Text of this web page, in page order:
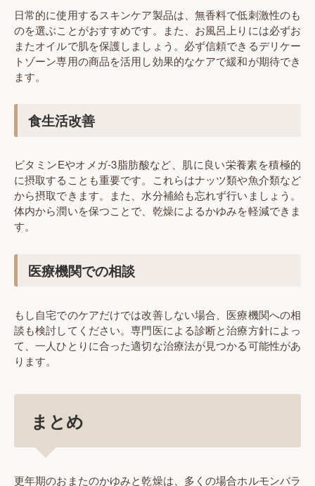
日常的に使用するスキンケア製品は、無香料で低刺激性のも
のを選ぶことがおすすめです。また、お風呂上りには必ずお
またオイルで肌を保護しましょう。必ず信頼できるデリケー
トゾーン専用の商品を活用し効果的なケアで緩和が期待でき
ます。
食生活改善
ビタミンEやオメガ-3脂肪酸など、肌に良い栄養素を積極的
に摂取することも重要です。これらはナッツ類や魚介類など
から摂取できます。また、水分補給も忘れず行いましょう。
体内から潤いを保つことで、乾燥によるかゆみを軽減できま
す。
医療機関での相談
もし自宅でのケアだけでは改善しない場合、医療機関への相
談も検討してください。専門医による診断と治療方針によっ
て、一人ひとりに合った適切な治療法が見つかる可能性があ
ります。
まとめ
更年期のおまたのかゆみと乾燥は、多くの場合ホルモンバラ